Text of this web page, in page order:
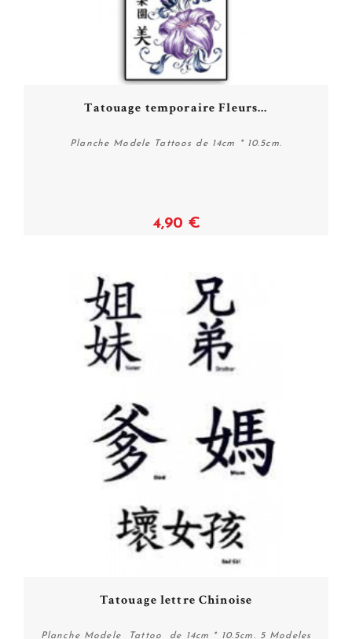
Acheter
Tatouage temporaire Fleurs...
Planche Modele Tattoos de 14cm * 10.5cm.
4,90 €
Tatouage lettre Chinoise
Planche Modele Tattoo de 14cm * 10.5cm. 5 Modeles